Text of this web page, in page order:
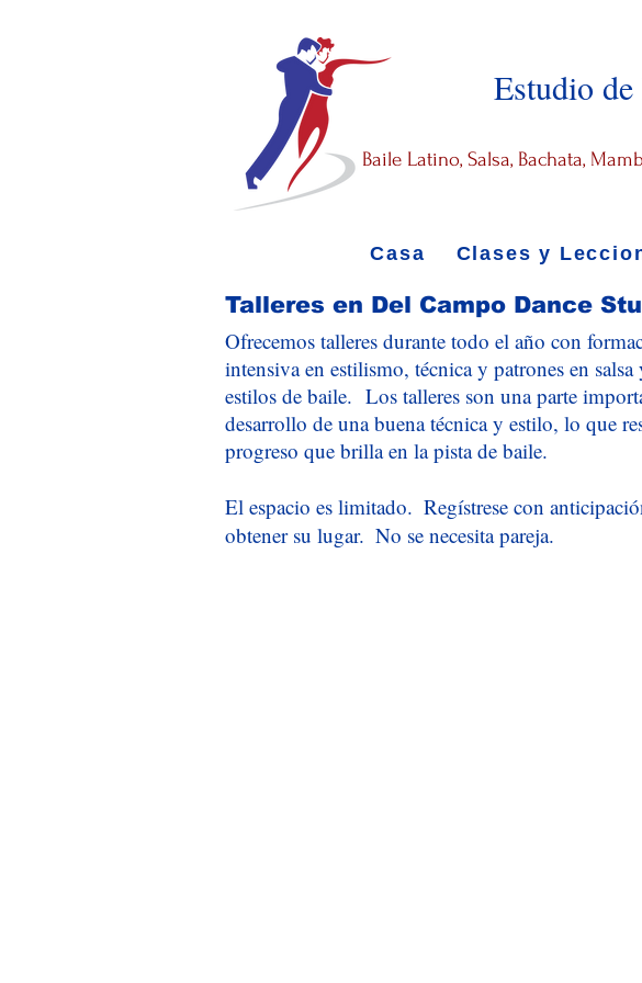
Estudio
Baile Latino, Salsa, Bachata,
Casa Clases y
Talleres en Del Campo Dance
Ofrecemos talleres durante todo el año con
intensiva en estilismo, técnica y patrones en salsa
estilos de baile. Los talleres son una parte
desarrollo de una buena técnica y estilo, lo que
progreso que brilla en la pista de baile.
El espacio es limitado. Regístrese con
obtener su lugar. No se necesita pareja.